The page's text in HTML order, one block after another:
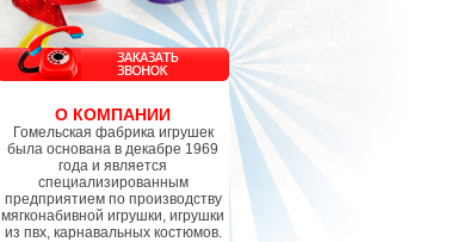
О КОМПАНИИ
Гомельская фабрика игрушек
была основана в декабре 1969
года и является
специализированным
предприятием по производству
мягконабивной игрушки, игрушки
из пвх, карнавальных костюмов.